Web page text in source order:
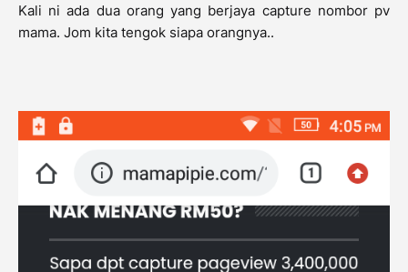
Kali ni ada dua orang yang berjaya capture nombor pv
mama. Jom kita tengok siapa orangnya..